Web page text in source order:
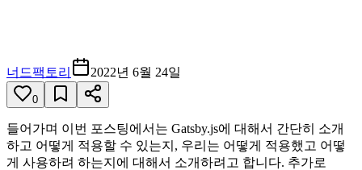
너드팩토리 2022년 6월 24일
0
들어가며 이번 포스팅에서는 Gatsby.js에 대해서 간단히 소개
하고 어떻게 적용할 수 있는지, 우리는 어떻게 적용했고 어떻
게 사용하려 하는지에 대해서 소개하려고 합니다. 추가로